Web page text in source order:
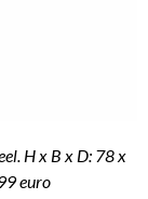
H x B x D: 78 x
euro